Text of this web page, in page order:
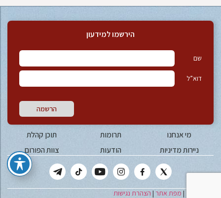
הירשמו למידעון
שם
דוא”ל
הרשמה
מי אנחנו תרומות
תוכן קהלת
ניירות מדיניות
הודעות צוות הפורום
| מפת אתר | הצהרת נגישות